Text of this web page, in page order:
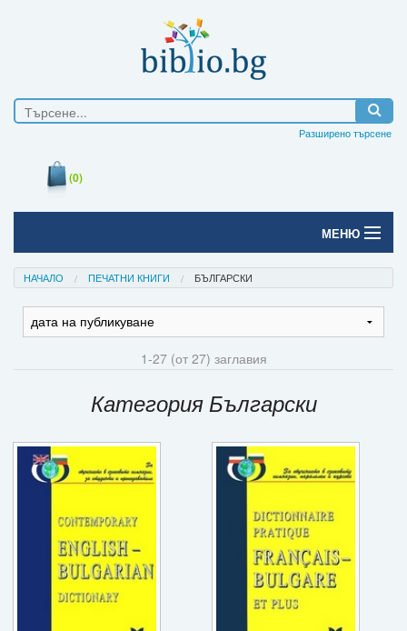
Разширено търсене
(0)
МЕНЮ
Начало
Печатни книги
Подаръци
Ваучери
Промоции
Контакти
НАЧАЛО ПЕЧАТНИ КНИГИ БЪЛГАРСКИ
1-27 (от 27) заглавия
Категория Български